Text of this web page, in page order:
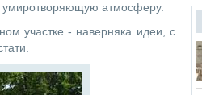
умиротворяющую атмосферу.
участке - наверняка идеи, с